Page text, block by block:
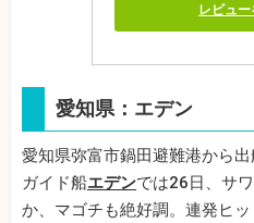
レビュー
愛知県：エデン
愛知県弥富市鍋田避難港から
ガイド船エデンでは26日、サ
か、マゴチも絶好調。連発ヒ